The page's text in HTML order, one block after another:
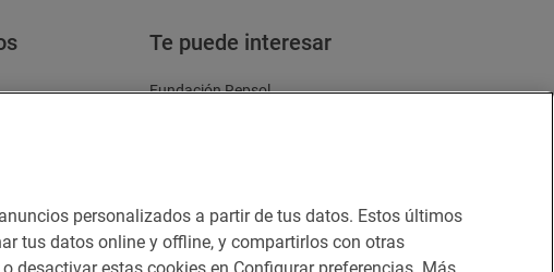
Te puede interesar
Fundación Repsol
de cookies
personalizados a partir de tus datos. Estos últimos
tus datos online y offline, y compartirlos con otras